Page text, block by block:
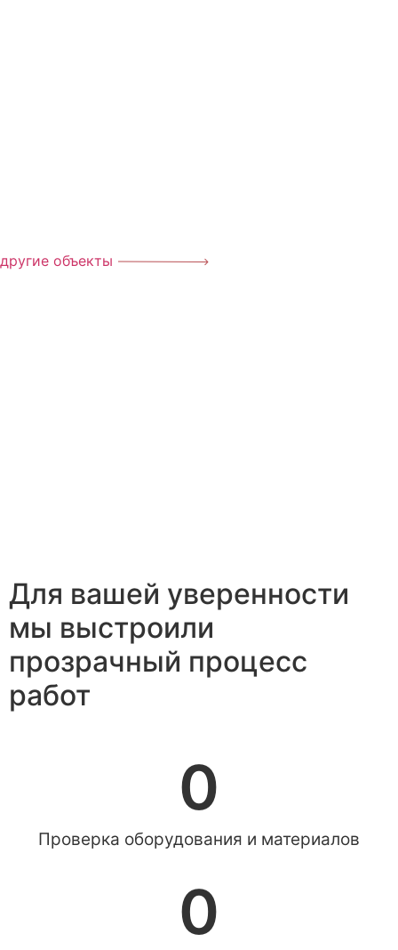
другие объекты
Для вашей уверенности
мы выстроили
прозрачный процесс
работ
0
Проверка оборудования и материалов
0